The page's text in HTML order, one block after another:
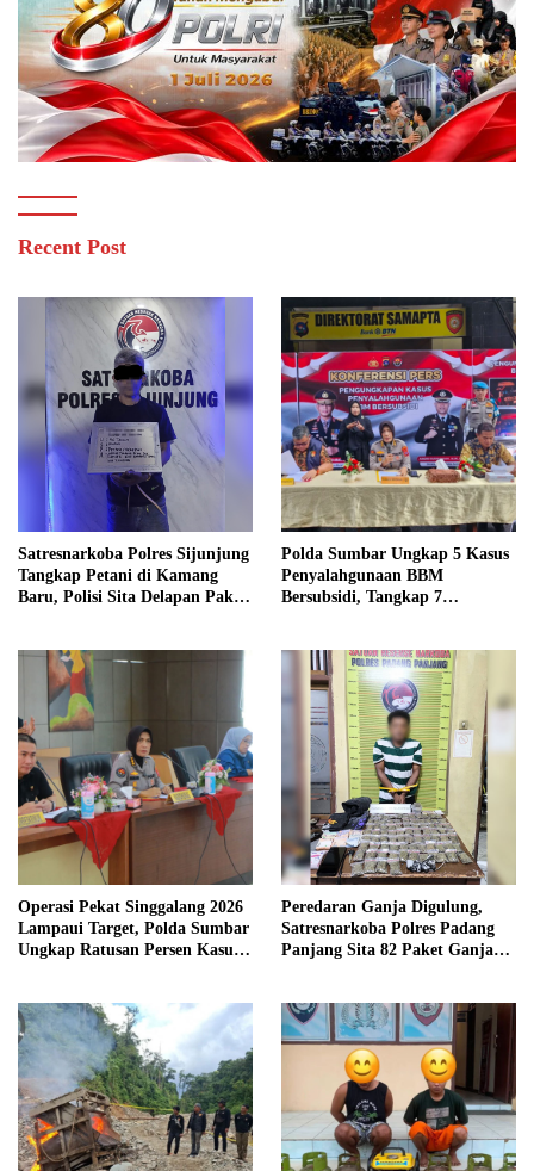
Recent Post
Satresnarkoba Polres Sijunjung
Tangkap Petani di Kamang
Baru, Polisi Sita Delapan Paket
Polda Sumbar Ungkap 5 Kasus
Penyalahgunaan BBM
Bersubsidi, Tangkap 7
Operasi Pekat Singgalang 2026
Lampaui Target, Polda Sumbar
Ungkap Ratusan Persen Kasus
Peredaran Ganja Digulung,
Satresnarkoba Polres Padang
Panjang Sita 82 Paket Ganja